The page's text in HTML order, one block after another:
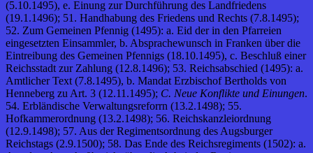
(5.10.1495), e. Einung zur Durchführung des Landfriedens
(19.1.1496); 51. Handhabung des Friedens und Rechts (7.8.1495);
52. Zum Gemeinen Pfennig (1495): a. Eid der in den Pfarreien
eingesetzten Einsammler, b. Absprachewunsch in Franken über die
Eintreibung des Gemeinen Pfennigs (18.10.1495), c. Beschluß einer
Reichsstadt zur Zahlung (12.8.1496); 53. Reichsabschied (1495): a.
Amtlicher Text (7.8.1495), b. Mandat Erzbischof Bertholds von
Henneberg zu Art. 3 (12.11.1495); C. Neue Konflikte und Einungen.
54. Erbländische Verwaltungsreforrn (13.2.1498); 55.
Hofkammerordnung (13.2.1498); 56. Reichskanzleiordnung
(12.9.1498); 57. Aus der Regimentsordnung des Augsburger
Reichstags (2.9.1500); 58. Das Ende des Reichsregiments (1502): a.